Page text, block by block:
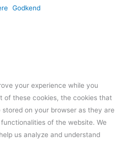
Godkend
your experience while you
of these cookies, the cookies that
on your browser as they are
of the website. We
us analyze and understand